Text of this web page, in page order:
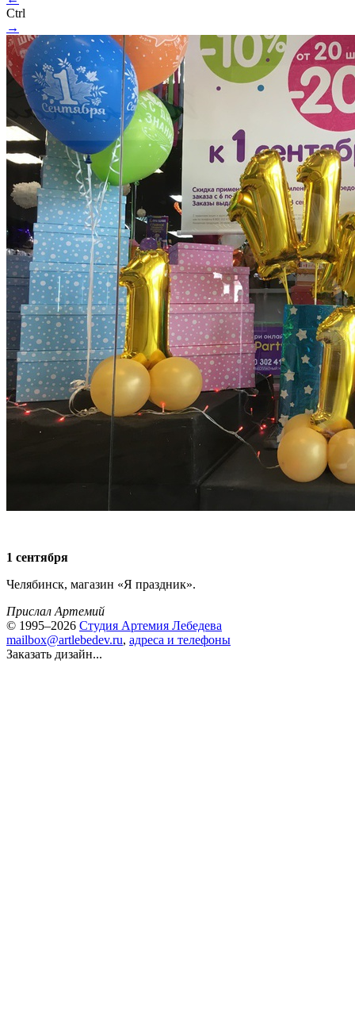
Ctrl
→
1 сентября
Челябинск, магазин «Я праздник».
Прислал Артемий
© 1995–2026 Студия Артемия Лебедева
mailbox@artlebedev.ru, адреса и телефоны
Заказать дизайн...